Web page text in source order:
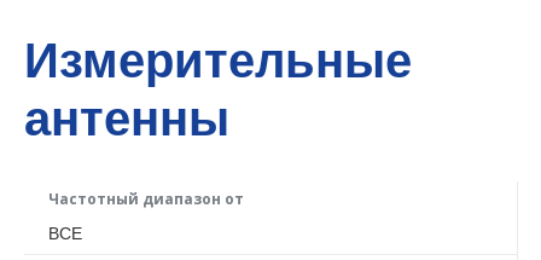
Измерительные
антенны
Частотный диапазон от
ВСЕ